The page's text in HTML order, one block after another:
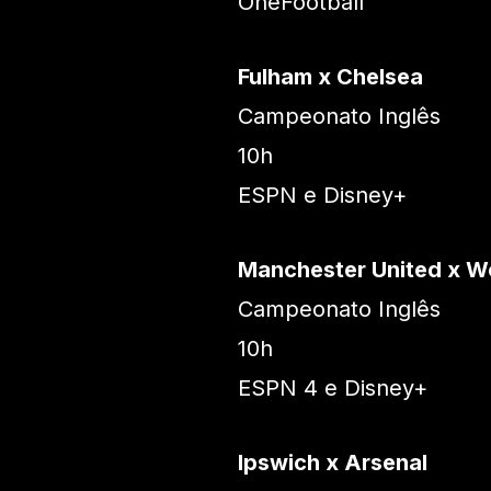
Fulham x Chelsea
Campeonato Inglês
10h
ESPN e Disney+
Manchester United x
Campeonato Inglês
10h
ESPN 4 e Disney+
Ipswich x Arsenal